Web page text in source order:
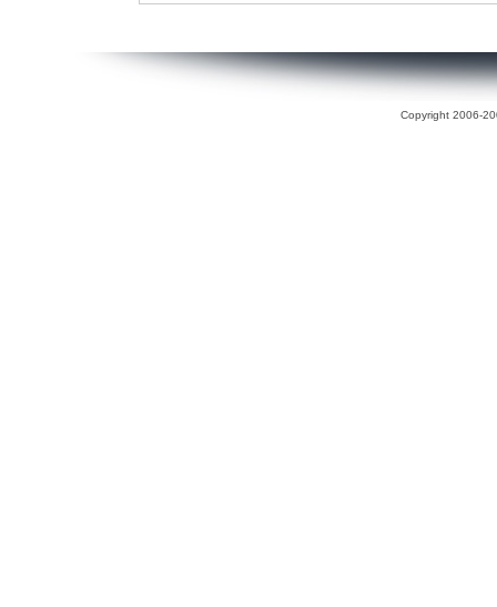
Copyright 2006-